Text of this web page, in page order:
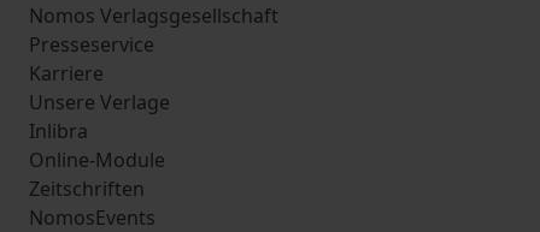
Nomos Verlagsgesellschaft
Presseservice
Karriere
Unsere Verlage
Inlibra
Online-Module
Zeitschriften
NomosEvents